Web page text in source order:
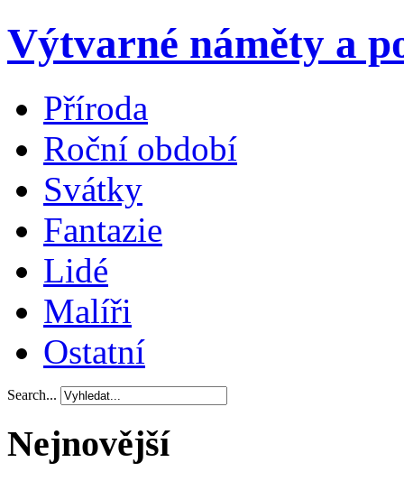
Výtvarné náměty a
Příroda
Roční období
Svátky
Fantazie
Lidé
Malíři
Ostatní
Search...
Nejnovější